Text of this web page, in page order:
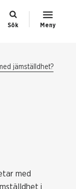
Sök Meny
jämställdhet?
med
i